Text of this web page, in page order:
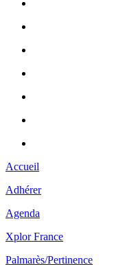
Accueil
Adhérer
Agenda
Xplor France
Palmarès/Pertinence